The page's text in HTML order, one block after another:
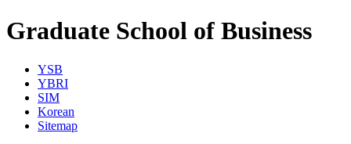
Graduate School of Business
YSB
YBRI
SIM
Korean
Sitemap